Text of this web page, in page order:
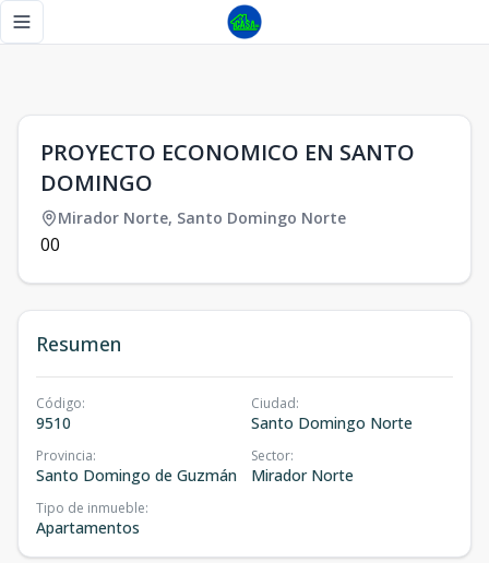
Toggle navigation menu
PROYECTO ECONOMICO EN SANTO
DOMINGO
Mirador Norte, Santo Domingo Norte
00
Resumen
Código:
9510
Ciudad:
Santo Domingo Norte
Provincia:
Santo Domingo de Guzmán
Sector:
Mirador Norte
Tipo de inmueble:
Apartamentos
PROYECTO ECONOMICO EN SANTO DOMINGO - Tu Casa